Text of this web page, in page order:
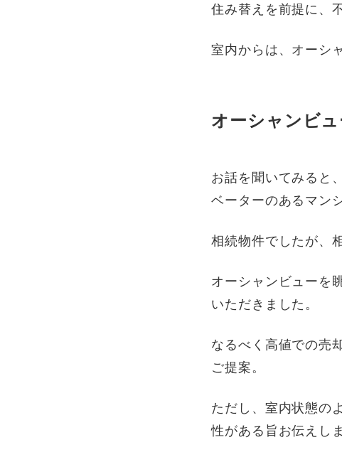
住み替えを前提に、
室内からは、オーシ
オーシャンビ
お話を聞いてみると
ベーターのあるマン
相続物件でしたが、
オーシャンビューを
いただきました。
なるべく高値での売
ご提案。
ただし、室内状態の
性がある旨お伝えし